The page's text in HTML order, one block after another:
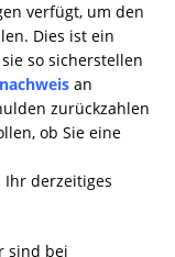
verfügt, um den
Dies ist ein
so sicherstellen
an
zurückzahlen
ob Sie eine
Ihr derzeitiges
sind bei